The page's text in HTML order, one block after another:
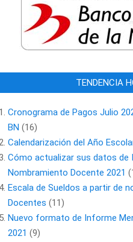
TENDENCIA
Cronograma de Pagos Julio
BN (16)
Calendarización del Año
Cómo actualizar sus datos de
Nombramiento Docente 2021
Escala de Sueldos a partir de
Docentes (11)
Nuevo formato de Informe
2021 (9)